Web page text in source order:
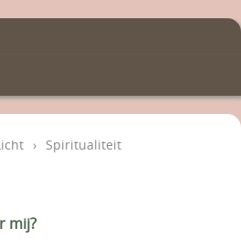
› Spiritualiteit
mij?